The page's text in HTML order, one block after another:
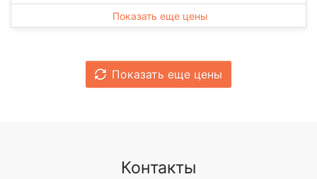
Показать еще цены
Показать еще цены
Контакты